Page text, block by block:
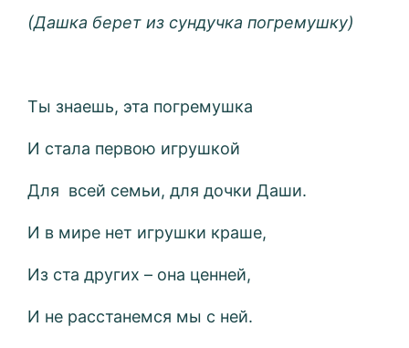
(Дашка берет из сундучка погремушку)
Ты знаешь, эта погремушка
И стала первою игрушкой
Для всей семьи, для дочки Даши.
И в мире нет игрушки краше,
Из ста других – она ценней,
И не расстанемся мы с ней.